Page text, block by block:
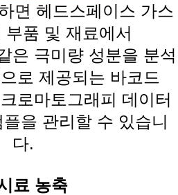
면 헤드스페이스 가스
부품 및 재료에서
은 극미량 성분을 분석
로 제공되는 바코드
로마토그래피 데이터
을 관리할 수 있습니
다.
료 농축